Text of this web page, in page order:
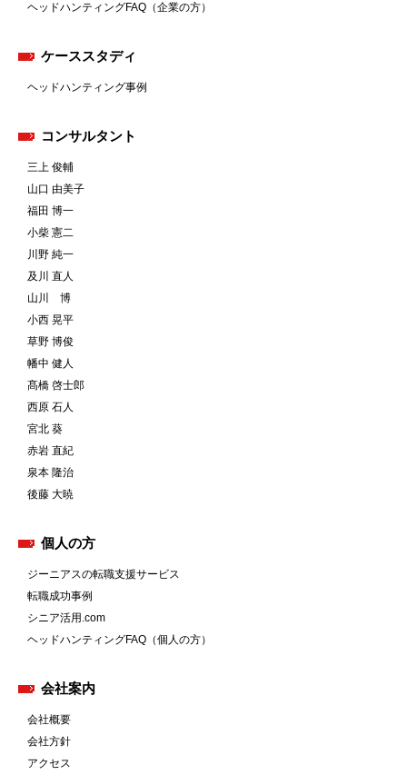
ヘッドハンティングFAQ（企業の方）
ケーススタディ
ヘッドハンティング事例
コンサルタント
三上 俊輔
山口 由美子
福田 博一
小柴 憲二
川野 純一
及川 直人
山川 博
小西 晃平
草野 博俊
幡中 健人
髙橋 啓士郎
西原 石人
宮北 葵
赤岩 直紀
泉本 隆治
後藤 大暁
個人の方
ジーニアスの転職支援サービス
転職成功事例
シニア活用.com
ヘッドハンティングFAQ（個人の方）
会社案内
会社概要
会社方針
アクセス